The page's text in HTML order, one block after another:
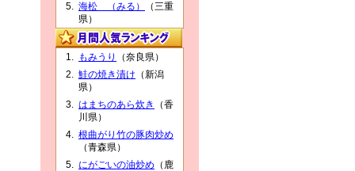
海松 （みる）
（三重
県）
もみうり
（奈良県）
鮭の焼き漬け （新潟
県）
はまちのあら炊き
（香
川県）
根曲がり竹の豚肉炒め
（青森県）
にがごいの油炒め （鹿